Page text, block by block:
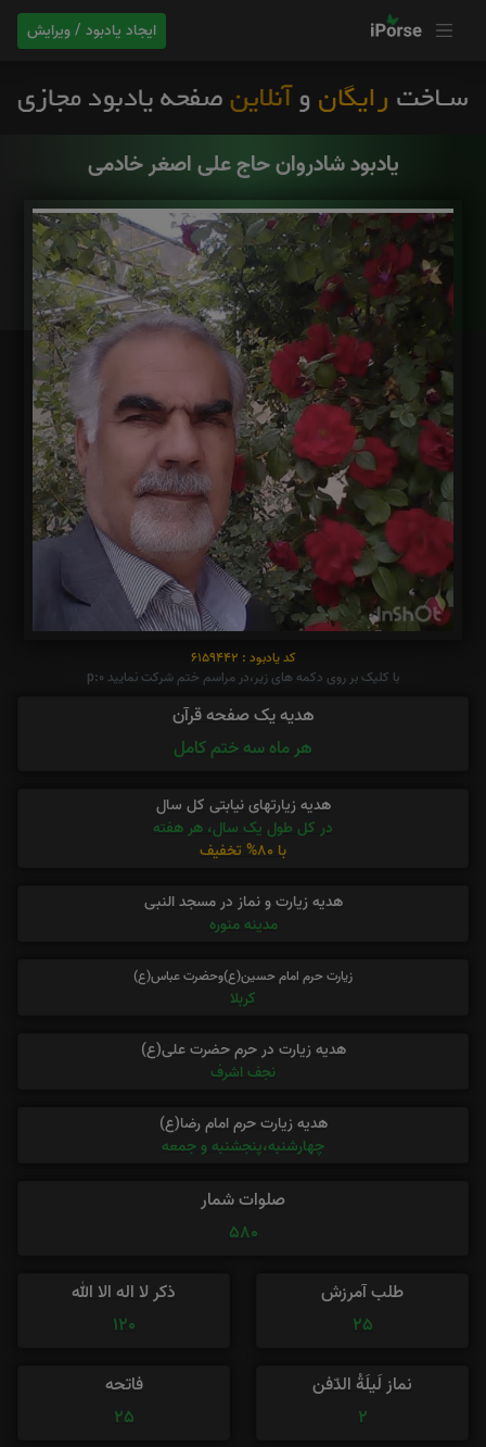
ایجاد یادبود / ویرایش
یادبود شادروان حاج علی اصغر خادمی
کد یادبود : 6159442
با کلیک بر روی دکمه های زیر،در مراسم ختم شرکت نمایید p:0
هدیه یک صفحه قرآن
هر ماه سه ختم کامل
هدیه زیارتهای نیابتی کل سال
در کل طول یک سال، هر هفته
با 80% تخفیف
هدیه زیارت و نماز در مسجد النبی
مدینه منوره
زیارت حرم امام حسین(ع)وحضرت عباس(ع)
کربلا
هدیه زیارت در حرم حضرت علی(ع)
نجف اشرف
هدیه زیارت حرم امام رضا(ع)
چهارشنبه،پنجشنبه و جمعه
صلوات شمار
580
طلب آمرزش
25
ذکر لا اله الا الله
120
نماز لَیلَةُ الدّفن
2
فاتحه
25